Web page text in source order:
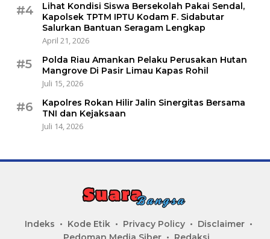
#4
Lihat Kondisi Siswa Bersekolah Pakai Sendal,
Kapolsek TPTM IPTU Kodam F. Sidabutar
Salurkan Bantuan Seragam Lengkap
April 21, 2026
#5
Polda Riau Amankan Pelaku Perusakan Hutan
Mangrove Di Pasir Limau Kapas Rohil
Juli 15, 2026
#6
Kapolres Rokan Hilir Jalin Sinergitas Bersama
TNI dan Kejaksaan
Juli 14, 2026
Indeks Kode Etik Privacy Policy
Disclaimer